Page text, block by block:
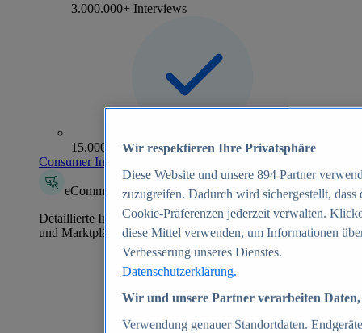
3.000.000+ Interviews
15.000+ Marken
Consumer Insights entdecken
eCommerce Insights
Detaillierte Informationen zu mehr als 39.000 Online-Shops
und Marktplätzen
Wir respektieren Ihre Privatsphäre
Diese Website und unsere 894 Partner
zuzugreifen. Dadurch wird sichergestellt,
Cookie-Präferenzen jederzeit verwalten.
diese Mittel verwenden, um Informationen
Verbesserung unseres Dienstes.
Datenschutzerklärung.
Wir und unsere Partner verarbeiten
Verwendung genauer Standortdaten.